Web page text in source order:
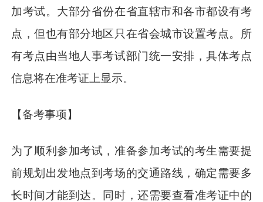
加考试。大部分省份在省直辖市和各市都设有考
点，但也有部分地区只在省会城市设置考点。所
有考点由当地人事考试部门统一安排，具体考点
信息将在准考证上显示。
【备考事项】
为了顺利参加考试，准备参加考试的考生需要提
前规划出发地点到考场的交通路线，确定需要多
长时间才能到达。同时，还需要查看准考证中的